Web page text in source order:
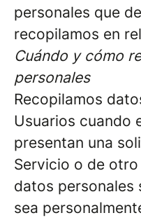
personales que
recopilamos en
Cuándo y cómo
personales
Recopilamos
Usuarios cuando
presentan una
Servicio o de
datos personales
sea